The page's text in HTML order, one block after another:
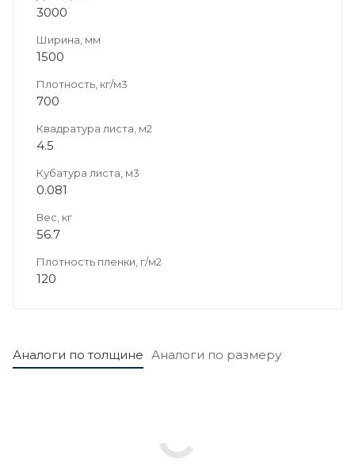
3000
Ширина, мм
1500
Плотность, кг/м3
700
Квадратура листа, м2
4.5
Кубатура листа, м3
0.081
Вес, кг
56.7
Плотность пленки, г/м2
120
Аналоги по толщине Аналоги по размеру